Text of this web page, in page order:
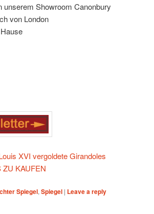
Showroom Canonbury
von London
XVI vergoldete Girandoles
ZU KAUFEN
Spiegel, Spiegel | Leave a reply